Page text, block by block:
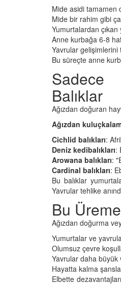
Mide asidi tamamen
Mide bir rahim gibi
Yumurtalardan
Anne kurbağa 6-8
Yavrular gelişimlerini
Bu süreçte anne
Sadece
Balıklar
Ağızdan doğuran
Ağızdan
Cichlid balıkları:
Deniz kedibalıkları:
Arowana balıkları:
Cardinal balıkları:
Bu balıklar
Yavrular tehlike
Bu
Ağızdan doğurma
Yumurtalar ve
Olumsuz çevre
Yavrular daha büyük
Hayatta kalma
Elbette